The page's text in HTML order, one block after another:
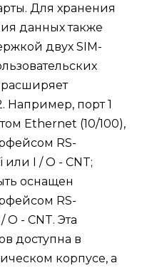
Для хранения
данных также
двух SIM-
Например, порт 1
Ethernet (10/100),
RS-
или I / O - CNT;
оснащен
RS-
- CNT. Эта
доступна в
корпусе, а